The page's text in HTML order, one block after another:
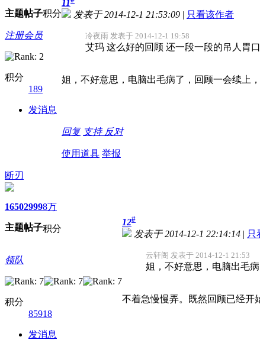
主题帖子积分
注册会员
积分
189
发消息
11
发表于 2014-12-1 21:53:09 | 只看该作者
冷夜雨 发表于 2014-12-1 19:58
艾玛 这么好的回顾 还一段一段的吊人胃
姐，不好意思，电脑出毛病了，回顾一会续上
回复 支持 反对
使用道具 举报
断刃
1650
主题
2999
帖子
8万
积分
领队
积分
85918
发消息
12#
发表于 2014-12-1 22:14:14 | 只
云轩阁 发表于 2014-12-1 21:53
姐，不好意思，电脑出毛
不着急慢慢弄。既然回顾已经开